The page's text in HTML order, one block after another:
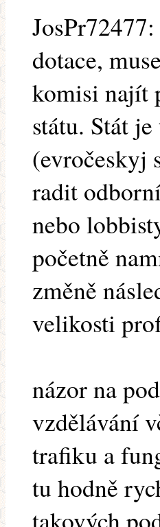
dotace,
komisi najít
státu. Stát
(evročeskyj
radit
nebo
početně
změně
velikosti
názor na
vzdělávání
trafiku a
tu hodně
takových